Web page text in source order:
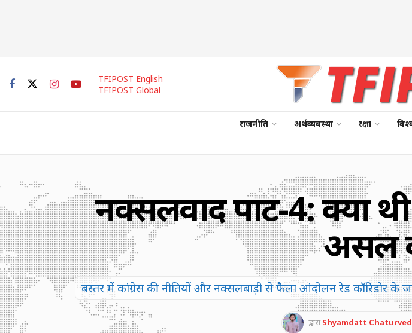
TFIPOST English
TFIPOST Global
राजनीति अर्थव्यवस्था रक्षा
नक्सलवाद पार्ट-4: क्या
असल
बस्तर में कांग्रेस की नीतियों और नक्सलबाड़ी से फैला आंदोलन रेड कॉरिडोर
द्वारा Shyamdatt